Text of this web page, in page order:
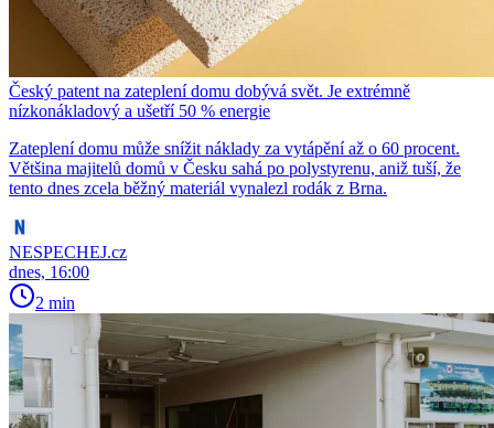
Český patent na zateplení domu dobývá svět. Je extrémně
nízkonákladový a ušetří 50 % energie
Zateplení domu může snížit náklady za vytápění až o 60 procent.
Většina majitelů domů v Česku sahá po polystyrenu, aniž tuší, že
tento dnes zcela běžný materiál vynalezl rodák z Brna.
NESPECHEJ.cz
dnes, 16:00
2 min